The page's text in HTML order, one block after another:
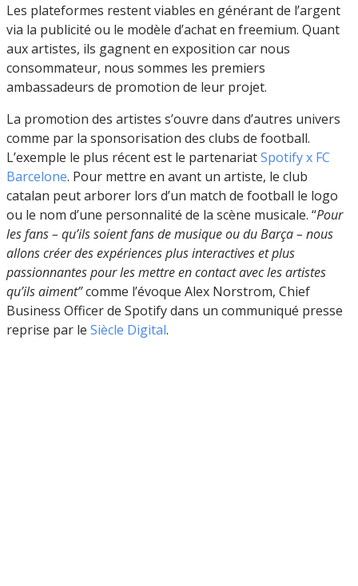
Les plateformes restent viables en générant de l’argent
via la publicité ou le modèle d’achat en freemium. Quant
aux artistes, ils gagnent en exposition car nous
consommateur, nous sommes les premiers
ambassadeurs de promotion de leur projet.
La promotion des artistes s’ouvre dans d’autres univers
comme par la sponsorisation des clubs de football.
L’exemple le plus récent est le partenariatSpotify x FC
Barcelone. Pour mettre en avant un artiste, le club
catalan peut arborer lors d’un match de football le logo
ou le nom d’une personnalité de la scène musicale. “Pour
les fans – qu’ils soient fans de musique ou du Barça – nous
allons créer des expériences plus interactives et plus
passionnantes pour les mettre en contact avec les artistes
qu’ils aiment”comme l’évoque Alex Norstrom, Chief
Business Officer de Spotify dans un communiqué presse
reprise par le Siècle Digital.